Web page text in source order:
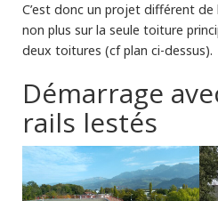
C’est donc un projet différent de
non plus sur la seule toiture
deux toitures (cf plan ci-dessus).
Démarrage
rails lestés